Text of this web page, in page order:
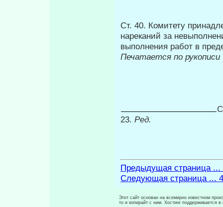
Ст. 40. Комитету
нареканий за
выполнения работ в
Печатается по рукописи
23. Ред.
Предыдущая страница ...
Следующая страница ...
Этот сайт основан на всемирно известном
то и копирайт с ним. Хостинг поддерживается